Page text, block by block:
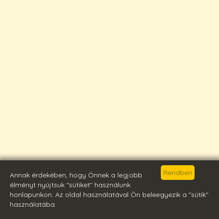
Annak érdekében, hogy Önnek a legjobb
élményt nyújtsuk "sütiket" használunk
honlapunkon. Az oldal használatával Ön beleegyezik a "sütik"
használatába.